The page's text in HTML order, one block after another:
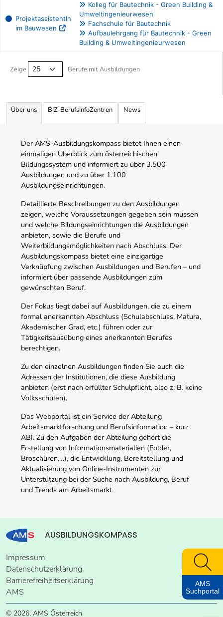
ProjektassistentIn
im Bauwesen
Kolleg für Bautechnik - Green Building &
Umweltingenieurwesen
Fachschule für Bautechnik
Aufbaulehrgang für Bautechnik - Green
Building & Umweltingenieurwesen
Zeige Berufe mit Ausbildungen
Über uns BIZ-BerufsInfoZentren News
Der AMS-Ausbildungskompass bietet Ihnen einen
einmaligen Überblick zum österreichischen
Bildungssystem und informiert zu über 3.500
Ausbildungen und zu über 1.100
Ausbildungseinrichtungen.
Detaillierte Beschreibungen zu den Ausbildungen
zeigen, welche Voraussetzungen gegeben sein müssen
und welche Bildungseinrichtungen die Ausbildungen
anbieten, sowie die Berufe und
Weiterbildungsmöglichkeiten nach Abschluss. Der
Ausbildungskompass bietet eine einzigartige
Verknüpfung zwischen Ausbildungen und Berufen – und
informiert über passende Ausbildungen zum
gewünschten Beruf.
Der Fokus liegt dabei auf Ausbildungen, die zu einem
formal anerkannten Abschluss (Schulabschluss, Matura,
Akademischer Grad, etc.) führen oder zur
Tätigkeitsausübung eines anerkannten Berufes
berechtigen.
Zu den einzelnen Ausbildungen finden Sie auch die
Adressen der Institutionen, die diese Ausbildung
anbieten (erst nach erfüllter Schulpflicht, also z. B. keine
Volksschulen).
Das Webportal ist ein Service der Abteilung
Arbeitsmarktforschung und Berufsinformation – kurz
ABI. Zu den Aufgaben der Abteilung gehört die
Erstellung von Informationsmaterialien (Folder,
Broschüren,…), die Entwicklung, Bereitstellung und
Aktualisierung von Online-Instrumenten zur
Unterstützung bei der Suche nach Ausbildung, Beruf
und Trends am Arbeitsmarkt.
AUSBILDUNGSKOMPASS
Impressum
Datenschutzerklärung
Barrierefreiheitserklärung
AMS
© 2026, AMS Österreich
AMS
Suchportal